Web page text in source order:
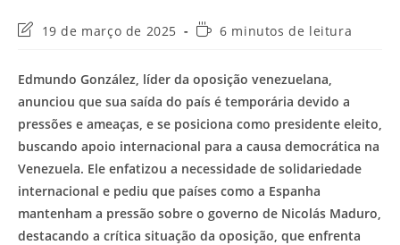
Última
post:
19 de março de 2025
Tempo6 minutos de leitura
Edmundo González, líder da oposição venezuelana,
anunciou que sua saída do país é temporária devido a
pressões e ameaças, e se posiciona como presidente eleito,
buscando apoio internacional para a causa democrática na
Venezuela. Ele enfatizou a necessidade de solidariedade
internacional e pediu que países como a Espanha
mantenham a pressão sobre o governo de Nicolás Maduro,
destacando a crítica situação da oposição, que enfrenta